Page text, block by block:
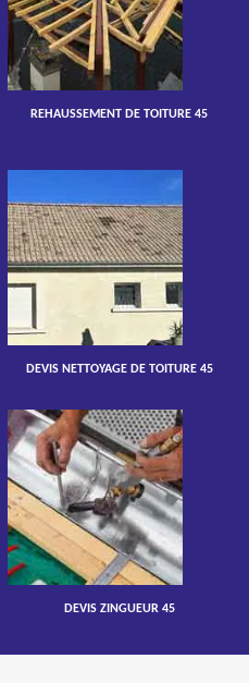
REHAUSSEMENT DE TOITURE 45
DEVIS NETTOYAGE DE TOITURE 45
DEVIS ZINGUEUR 45